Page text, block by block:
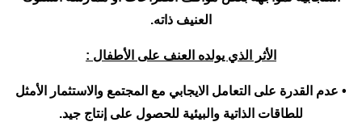
العنيف ذاته.
الأثر الذي يولده العنف على الأطفال :
• عدم القدرة على التعامل الايجابي مع المجتمع والاستثمار الأمثل
للطاقات الذاتية والبيئية للحصول على إنتاج جيد.